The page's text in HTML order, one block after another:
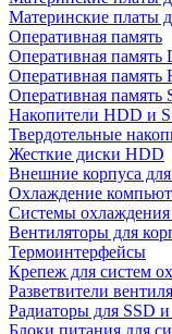
Материнские платы
Оперативная память
Оперативная память
Оперативная память
Оперативная память
Накопители HDD и
Твердотельные
Жесткие диски HDD
Внешние корпуса
Охлаждение
Системы охлаждения
Вентиляторы для
Термоинтерфейсы
Крепеж для систем
Разветвители
Радиаторы для SSD
Блоки питания для